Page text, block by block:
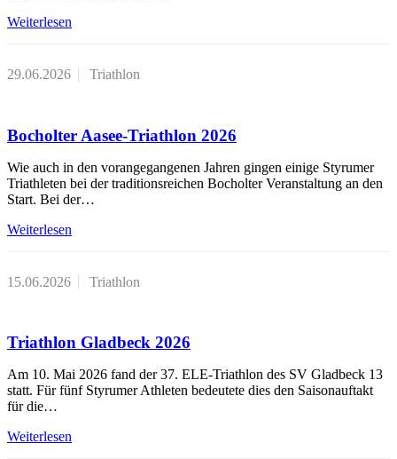
Weiterlesen
29.06.2026 Triathlon
Bocholter Aasee-Triathlon 2026
Wie auch in den vorangegangenen Jahren gingen einige Styrumer
Triathleten bei der traditionsreichen Bocholter Veranstaltung an den
Start. Bei der…
Weiterlesen
15.06.2026 Triathlon
Triathlon Gladbeck 2026
Am 10. Mai 2026 fand der 37. ELE-Triathlon des SV Gladbeck 13
statt. Für fünf Styrumer Athleten bedeutete dies den Saisonauftakt
für die…
Weiterlesen